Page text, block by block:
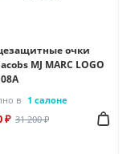
очки
MJ MARC LOGO
в 1 салоне
₽ 31 200 ₽